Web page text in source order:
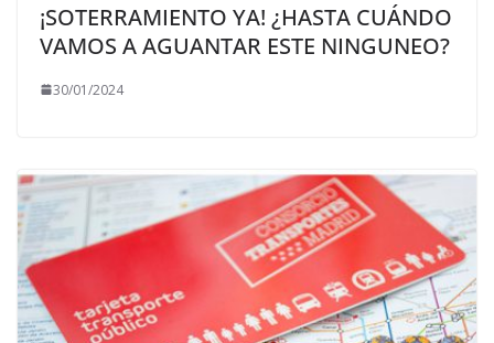
¡SOTERRAMIENTO YA! ¿HASTA CUÁNDO
VAMOS A AGUANTAR ESTE NINGUNEO?
30/01/2024